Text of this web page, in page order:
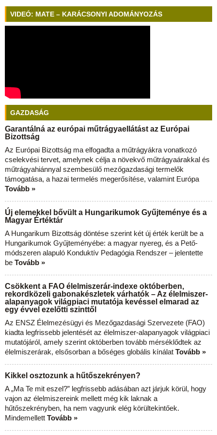
VIDEÓ: MATE – KARÁCSONYI ADOMÁNYOZÁS
GAZDASÁG
Garantálná az európai műtrágyaellátást az Európai
Bizottság
Az Európai Bizottság ma elfogadta a műtrágyákra vonatkozó
cselekvési tervet, amelynek célja a növekvő műtrágyaárakkal és
műtrágyahiánnyal szembesülő mezőgazdasági termelők
támogatása, a hazai termelés megerősítése, valamint Európa
Tovább »
Új elemekkel bővült a Hungarikumok Gyűjteménye és a
Magyar Értéktár
A Hungarikum Bizottság döntése szerint két új érték került be a
Hungarikumok Gyűjteményébe: a magyar nyereg, és a Pető-
módszeren alapuló Konduktív Pedagógia Rendszer – jelentette
be Tovább »
Csökkent a FAO élelmiszerár-indexe októberben,
rekordközeli gabonakészletek várhatók – Az élelmiszer-
alapanyagok világpiaci mutatója kevéssel elmarad az
egy évvel ezelőtti szinttől
Az ENSZ Élelmezésügyi és Mezőgazdasági Szervezete (FAO)
kiadta legfrissebb jelentését az élelmiszer-alapanyagok világpiaci
mutatójáról, amely szerint októberben tovább mérséklődtek az
élelmiszerárak, elsősorban a bőséges globális kínálat Tovább »
Kikkel osztozunk a hűtőszekrényen?
A „Ma Te mit eszel?” legfrissebb adásában azt járjuk körül, hogy
vajon az élelmiszereink mellett még kik laknak a
hűtőszekrényben, ha nem vagyunk elég körültekintőek.
Mindemellett Tovább »